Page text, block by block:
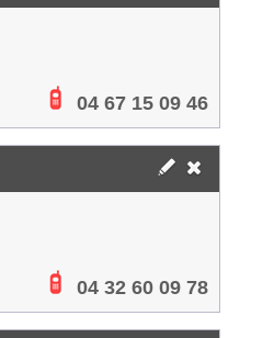
04 67 15 09 46
04 32 60 09 78